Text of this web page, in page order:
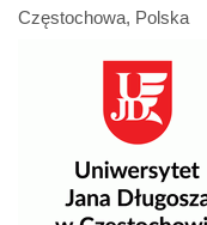
Częstochowa, Polska